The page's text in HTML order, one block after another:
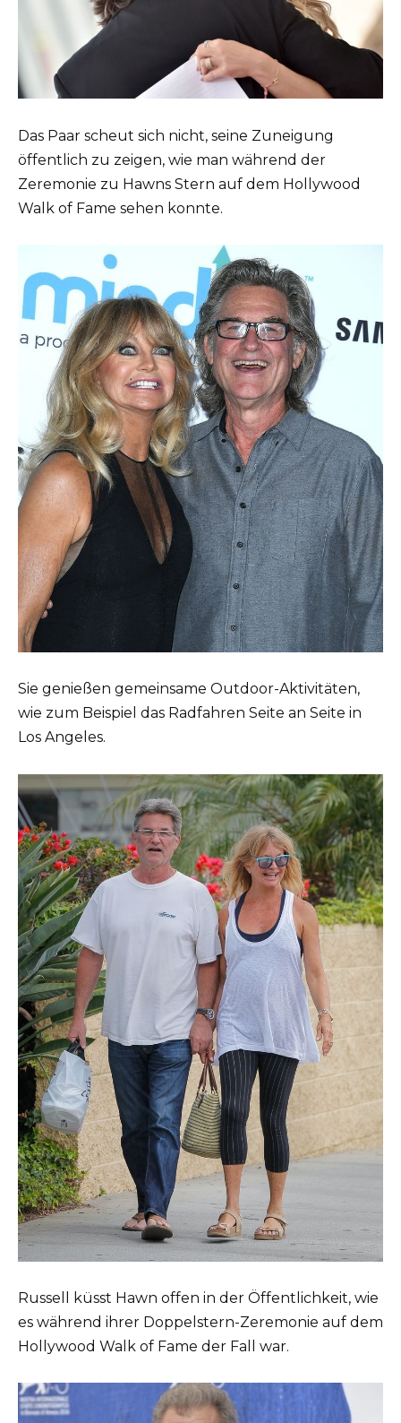
Das Paar scheut sich nicht, seine Zuneigung
öffentlich zu zeigen, wie man während der
Zeremonie zu Hawns Stern auf dem Hollywood
Walk of Fame sehen konnte.
Sie genießen gemeinsame Outdoor-Aktivitäten,
wie zum Beispiel das Radfahren Seite an Seite in
Los Angeles.
Russell küsst Hawn offen in der Öffentlichkeit, wie
es während ihrer Doppelstern-Zeremonie auf dem
Hollywood Walk of Fame der Fall war.